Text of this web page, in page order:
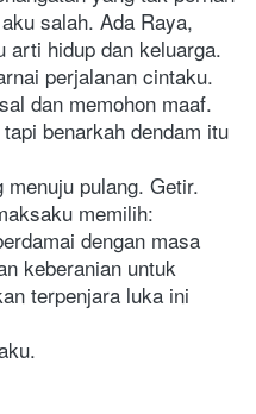
salah. Ada Raya,
arti hidup dan keluarga.
perjalanan cintaku.
dan memohon maaf.
benarkah dendam itu
menuju pulang. Getir.
memilih:
dengan masa
keberanian untuk
terpenjara luka ini